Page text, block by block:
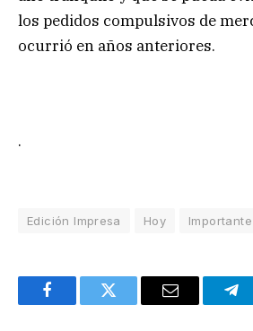
los pedidos compulsivos de
ocurrió en años anteriores.
.
Edición Impresa Hoy Importante
FacebookTwitter Email